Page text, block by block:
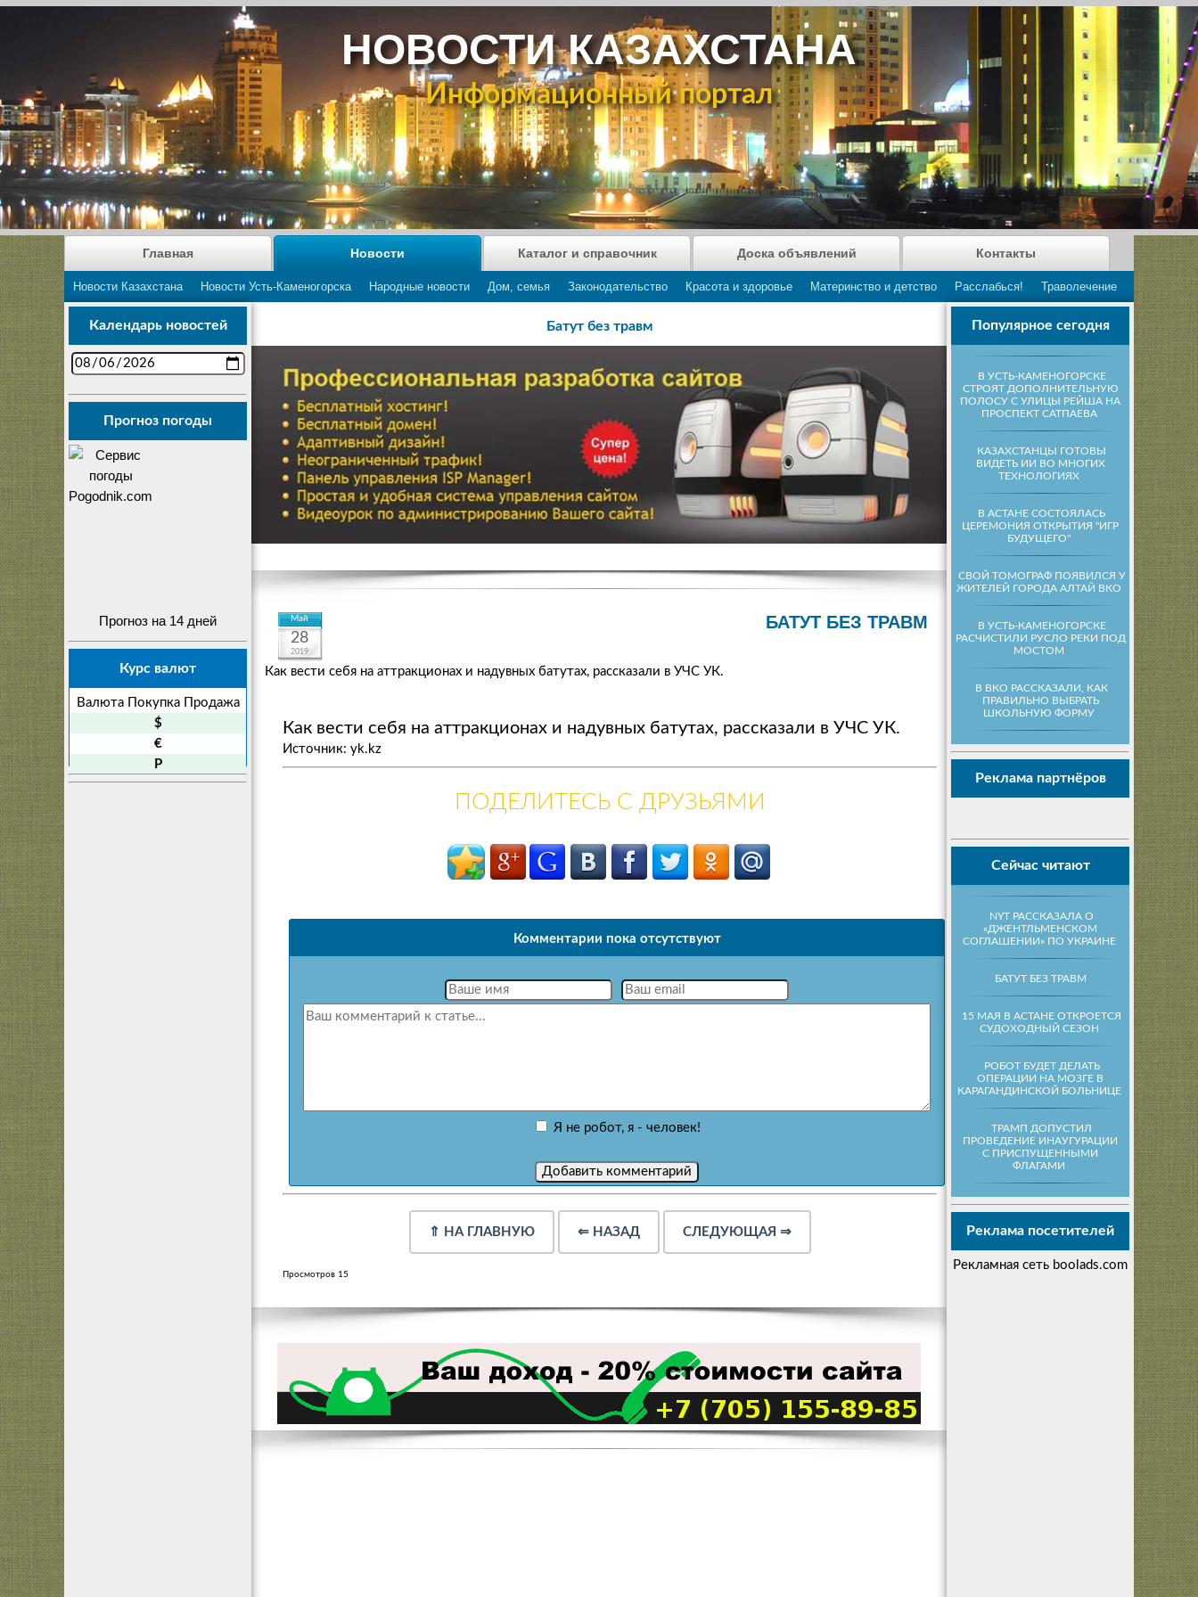
НОВОСТИ КАЗАХСТАНА
Информационный портал
Главная Новости
Новости Казахстана Новости Усть-Каменогорска Народные новости Дом, семья Законодательство Красота и здоровье Материнство и детство Расслабься! Траволечение
Каталог и справочник Доска объявлений Контакты
Популярное сегодня
В УСТЬ-КАМЕНОГОРСКЕ
СТРОЯТ ДОПОЛНИТЕЛЬНУЮ
ПОЛОСУ С УЛИЦЫ РЕЙША НА
ПРОСПЕКТ САТПАЕВА
КАЗАХСТАНЦЫ ГОТОВЫ
ВИДЕТЬ ИИ ВО МНОГИХ
ТЕХНОЛОГИЯХ
В АСТАНЕ СОСТОЯЛАСЬ
ЦЕРЕМОНИЯ ОТКРЫТИЯ "ИГР
БУДУЩЕГО"
СВОЙ ТОМОГРАФ ПОЯВИЛСЯ У
ЖИТЕЛЕЙ ГОРОДА АЛТАЙ ВКО
В УСТЬ-КАМЕНОГОРСКЕ
РАСЧИСТИЛИ РУСЛО РЕКИ ПОД
МОСТОМ
В ВКО РАССКАЗАЛИ, КАК
ПРАВИЛЬНО ВЫБРАТЬ
ШКОЛЬНУЮ ФОРМУ
Реклама партнёров
Сейчас читают
NYT РАССКАЗАЛА О
«ДЖЕНТЛЬМЕНСКОМ
СОГЛАШЕНИИ» ПО УКРАИНЕ
БАТУТ БЕЗ ТРАВМ
15 МАЯ В АСТАНЕ ОТКРОЕТСЯ
СУДОХОДНЫЙ СЕЗОН
РОБОТ БУДЕТ ДЕЛАТЬ
ОПЕРАЦИИ НА МОЗГЕ В
КАРАГАНДИНСКОЙ БОЛЬНИЦЕ
ТРАМП ДОПУСТИЛ
ПРОВЕДЕНИЕ ИНАУГУРАЦИИ
С ПРИСПУЩЕННЫМИ
ФЛАГАМИ
Реклама посетителей
Рекламная сеть boolads.com
Календарь новостей
Прогноз погоды
Прогноз на 14 дней
Курс валют
Валюта Покупка
Продажа
$
€
P
Батут без травм
Май
28
2019
БАТУТ БЕЗ ТРАВМ
Как вести себя на аттракционах и надувных батутах, рассказали в УЧС УК.
Как вести себя на аттракционах и надувных батутах, рассказали в УЧС УК.
Источник: yk.kz
ПОДЕЛИТЕСЬ С ДРУЗЬЯМИ
Комментарии пока отсутствуют
Я не робот, я - человек!
⇑ НА ГЛАВНУЮ ⇐ НАЗАД СЛЕДУЮЩАЯ ⇒
Просмотров 15